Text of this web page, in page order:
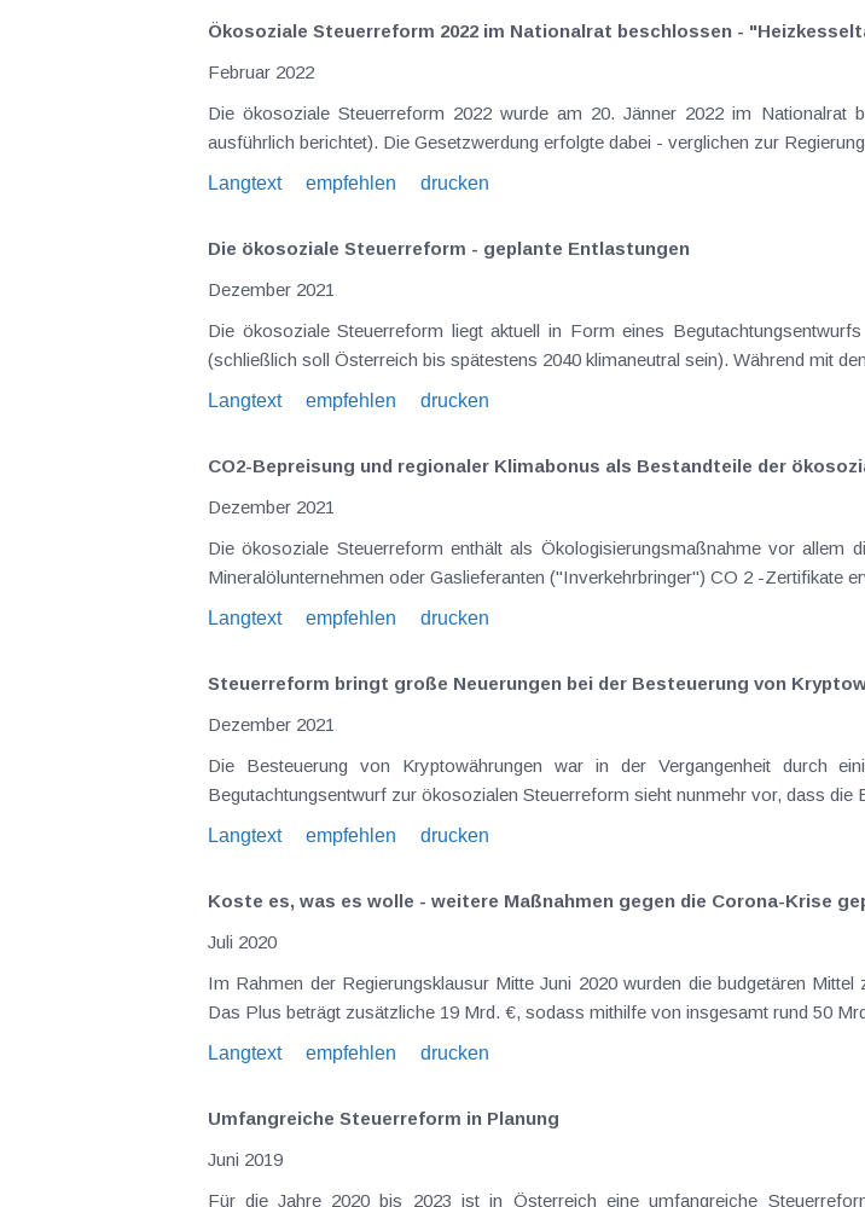
Ökosoziale Steuerreform 2022 im Nationalrat beschlossen -
Februar 2022
Die ökosoziale Steuerreform 2022 wurde am 20. Jänner 2022 im Nationalrat
ausführlich berichtet). Die Gesetzwerdung erfolgte dabei - verglichen zur
Langtext
empfehlen drucken
Die ökosoziale Steuerreform - geplante Entlastungen
Dezember 2021
Die ökosoziale Steuerreform liegt aktuell in Form eines
(schließlich soll Österreich bis spätestens 2040 klimaneutral sein). Während mit
Langtext
empfehlen drucken
CO2-Bepreisung und regionaler Klimabonus als Bestandteile der
Dezember 2021
Die ökosoziale Steuerreform enthält als Ökologisierungsmaßnahme vor allem
Mineralölunternehmen oder Gaslieferanten ("Inverkehrbringer") CO 2 -Zertifikate
Langtext
empfehlen drucken
Steuerreform bringt große Neuerungen bei der Besteuerung von
Dezember 2021
Die Besteuerung von Kryptowährungen war in der Vergangenheit durch
Begutachtungsentwurf zur ökosozialen Steuerreform sieht nunmehr vor, dass
Langtext
empfehlen drucken
Koste es, was es wolle - weitere Maßnahmen gegen die Corona-Krise
Juli 2020
Im Rahmen der Regierungsklausur Mitte Juni 2020 wurden die budgetären Mittel zur Bekämpfung der COVID-19-Krise ein weiteres Mal aufgestockt .
Langtext
empfehlen drucken
Umfangreiche Steuerreform in Planung
Juni 2019
Für die Jahre 2020 bis 2023 ist in Österreich eine umfangreiche Steuerreform geplant. Der erste Teil der vorgesehenen Maßnahmen liegt als